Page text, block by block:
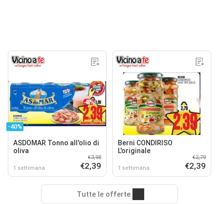
-40%
ASDOMAR Tonno all'olio di
oliva
1 settimana
€3,98
€2,39
Berni CONDIRISO
L'originale
1 settimana
€2,79
€2,39
Tutte le offerte